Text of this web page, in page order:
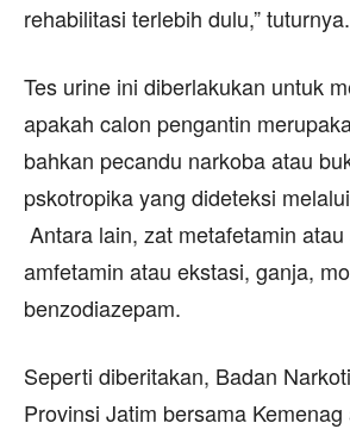
rehabilitasi terlebih dulu,” tuturnya.
Tes urine ini diberlakukan untuk
apakah calon pengantin
bahkan pecandu narkoba atau
pskotropika yang dideteksi
Antara lain, zat metafetamin
amfetamin atau ekstasi, ganja,
benzodiazepam.
Seperti diberitakan, Badan
Provinsi Jatim bersama Kemenag